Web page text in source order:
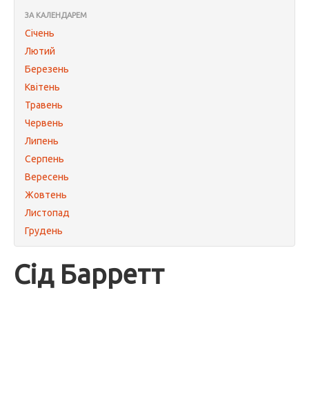
ЗА КАЛЕНДАРЕМ
Січень
Лютий
Березень
Квітень
Травень
Червень
Липень
Серпень
Вересень
Жовтень
Листопад
Грудень
Сід Барретт